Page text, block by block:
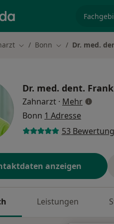
Stadt ändern
Bonn Stadt ändern
Dr. med.
Dr. med. dent.
Zahnarzt · Mehrüber
Bonn 1 Adresse
53
anzeigen
Leistungen